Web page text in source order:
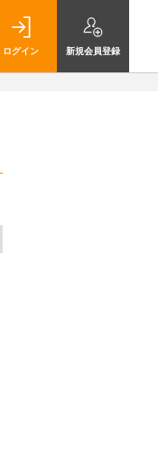
ログイン 新規会員登録